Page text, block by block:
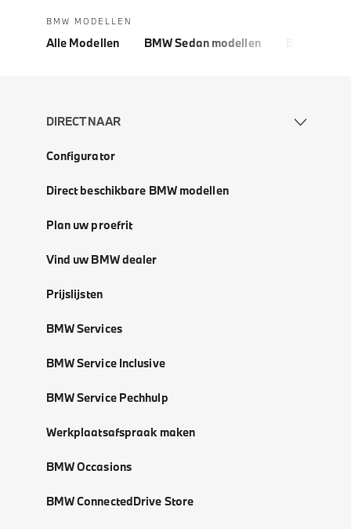
BMW MODELLEN
Alle Modellen BMW Sedan modellen
DIRECT NAAR
Configurator
Direct beschikbare BMW modellen
Plan uw proefrit
Vind uw BMW dealer
Prijslijsten
BMW Services
BMW Service Inclusive
BMW Service Pechhulp
Werkplaatsafspraak maken
BMW Occasions
BMW ConnectedDrive Store